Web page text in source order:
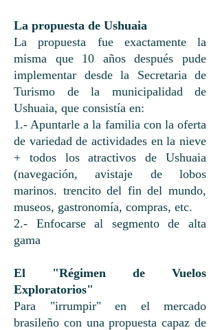
La propuesta de Ushuaia
La propuesta fue exactamente la
misma que 10 años después pude
implementar desde la Secretaria de
Turismo de la municipalidad de
Ushuaia, que consistía en:
1.- Apuntarle a la familia con la oferta
de variedad de actividades en la nieve
+ todos los atractivos de Ushuaia
(navegación, avistaje de lobos
marinos. trencito del fin del mundo,
museos, gastronomía, compras, etc.
2.- Enfocarse al segmento de alta
gama
El "Régimen de Vuelos
Exploratorios"
Para "irrumpir" en el mercado
brasileño con una propuesta capaz de